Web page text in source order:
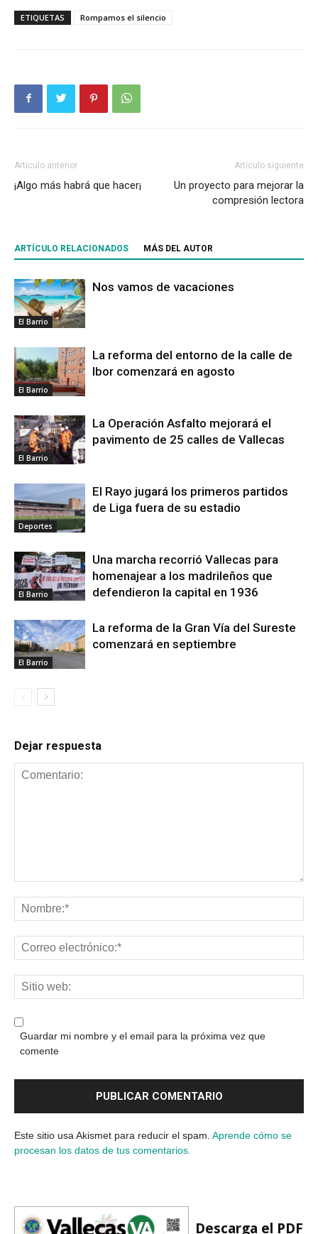
ETIQUETAS Rompamos el silencio
Artículo anterior
¡Algo más habrá que hacer¡
Artículo siguiente
Un proyecto para mejorar la
compresión lectora
ARTÍCULO RELACIONADOS MÁS DEL AUTOR
El Barrio
Nos vamos de vacaciones
El Barrio
La reforma del entorno de la calle de
Ibor comenzará en agosto
El Barrio
La Operación Asfalto mejorará el
pavimento de 25 calles de Vallecas
Deportes
El Rayo jugará los primeros partidos
de Liga fuera de su estadio
El Barrio
Una marcha recorrió Vallecas para
homenajear a los madrileños que
defendieron la capital en 1936
El Barrio
La reforma de la Gran Vía del Sureste
comenzará en septiembre
Dejar respuesta
Guardar mi nombre y el email para la próxima vez que
comente
Este sitio usa Akismet para reducir el spam. Aprende cómo se
procesan los datos de tus comentarios.
Descarga el PDF